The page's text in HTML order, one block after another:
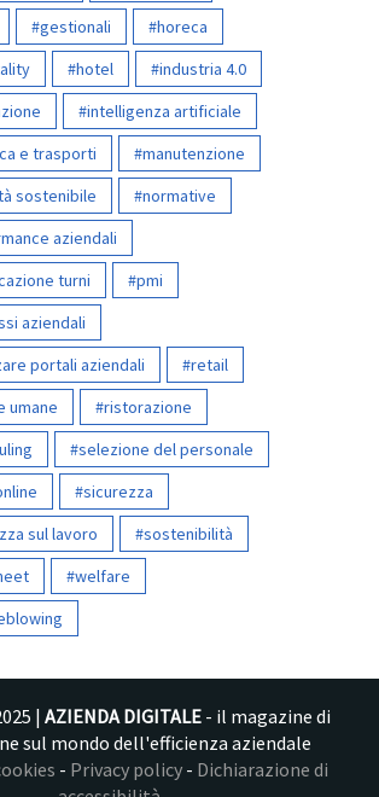
gestionali
horeca
hotel
industria 4.0
intelligenza artificiale
e trasporti
manutenzione
sostenibile
normative
aziendali
turni
pmi
aziendali
portali aziendali
retail
umane
ristorazione
selezione del personale
sicurezza
sul lavoro
sostenibilità
welfare
| AZIENDA DIGITALE- il magazine di
sul mondo dell'efficienza aziendale
- Privacy policy - Dichiarazione di